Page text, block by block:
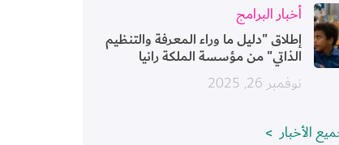
أخبار البرامج
إطلاق "دليل ما وراء المعرفة والتنظيم
الذاتي" من مؤسسة الملكة رانيا
نوفمبر 26, 2025
الأخبار